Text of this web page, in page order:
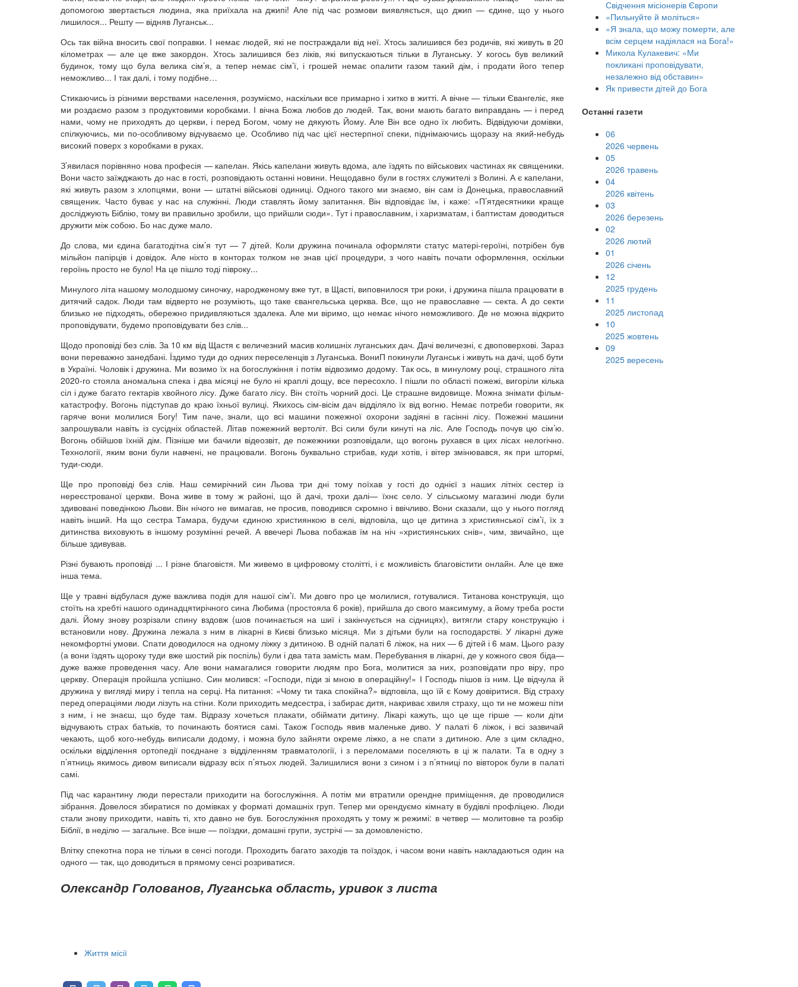
допомогою звертається людина, яка приїхала на джипі! Але під час розмови виявляється, що джип — єдине, що у нього
лишилося... Решту — відняв Луганськ...
Ось так війна вносить свої поправки. І немає людей, які не постраждали від неї. Хтось залишився без родичів, які живуть в 20
кілометрах — але це вже закордон. Хтось залишився без ліків, які випускаються тільки в Луганську. У когось був великий
будинок, тому що була велика сім’я, а тепер немає сім’ї, і грошей немає опалити газом такий дім, і продати його тепер
неможливо... І так далі, і тому подібне…
Стикаючись із різними верствами населення, розуміємо, наскільки все примарно і хитко в житті. А вічне — тільки Євангеліє, яке
ми роздаємо разом з продуктовими коробками. І вічна Божа любов до людей. Так, вони мають багато виправдань — і перед
нами, чому не приходять до церкви, і перед Богом, чому не дякують Йому. Але Він все одно їх любить. Відвідуючи домівки,
спілкуючись, ми по-особливому відчуваємо це. Особливо під час цієї нестерпної спеки, піднімаючись щоразу на який-небудь
високий поверх з коробками в руках.
З’явилася порівняно нова професія — капелан. Якісь капелани живуть вдома, але їздять по військових частинах як священики.
Вони часто заїжджають до нас в гості, розповідають останні новини. Нещодавно були в гостях служителі з Волині. А є капелани,
які живуть разом з хлопцями, вони — штатні військові одиниці. Одного такого ми знаємо, він сам із Донецька, православний
священик. Часто буває у нас на служінні. Люди ставлять йому запитання. Він відповідає їм, і каже: «П’ятдесятники краще
досліджують Біблію, тому ви правильно зробили, що прийшли сюди». Тут і православним, і харизматам, і баптистам доводиться
дружити між собою. Бо нас дуже мало.
До слова, ми єдина багатодітна сім’я тут — 7 дітей. Коли дружина починала оформляти статус матері-героїні, потрібен був
мільйон папірців і довідок. Але ніхто в конторах толком не знав цієї процедури, з чого навіть почати оформлення, оскільки
героїнь просто не було! На це пішло тоді півроку...
Минулого літа нашому молодшому синочку, народженому вже тут, в Щасті, виповнилося три роки, і дружина пішла працювати в
дитячий садок. Люди там відверто не розуміють, що таке євангельська церква. Все, що не православне — секта. А до секти
близько не підходять, обережно придивляються здалека. Але ми віримо, що немає нічого неможливого. Де не можна відкрито
проповідувати, будемо проповідувати без слів...
Щодо проповіді без слів. За 10 км від Щастя є величезний масив колишніх луганських дач. Дачі величезні, є двоповерхові. Зараз
вони переважно занедбані. Їздимо туди до одних переселенців з Луганська. ВониП покинули Луганськ і живуть на дачі, щоб бути
в Україні. Чоловік і дружина. Ми возимо їх на богослужіння і потім відвозимо додому. Так ось, в минулому році, страшного літа
2020-го стояла аномальна спека і два місяці не було ні краплі дощу, все пересохло. І пішли по області пожежі, вигоріли кілька
сіл і дуже багато гектарів хвойного лісу. Дуже багато лісу. Він стоїть чорний досі. Це страшне видовище. Можна знімати фільм-
катастрофу. Вогонь підступав до краю їхньої вулиці. Якихось сім-вісім дач відділяло їх від вогню. Немає потреби говорити, як
гаряче вони молилися Богу! Тим паче, знали, що всі машини пожежної охорони задіяні в гасінні лісу. Пожежні машини
запрошували навіть із сусідніх областей. Літав пожежний вертоліт. Всі сили були кинуті на ліс. Але Господь почув цю сім’ю.
Вогонь обійшов їхній дім. Пізніше ми бачили відеозвіт, де пожежники розповідали, що вогонь рухався в цих лісах нелогічно.
Технології, яким вони були навчені, не працювали. Вогонь буквально стрибав, куди хотів, і вітер змінювався, як при штормі,
туди-сюди.
Ще про проповіді без слів. Наш семирічний син Льова три дні тому поїхав у гості до однієї з наших літніх сестер із
нереєстрованої церкви. Вона живе в тому ж районі, що й дачі, трохи далі— їхнє село. У сільському магазині люди були
здивовані поведінкою Льови. Він нічого не вимагав, не просив, поводився скромно і ввічливо. Вони сказали, що у нього погляд
навіть інший. На що сестра Тамара, будучи єдиною християнкою в селі, відповіла, що це дитина з християнської сім’ї, їх з
дитинства виховують в іншому розумінні речей. А ввечері Льова побажав їм на ніч «християнських снів», чим, звичайно, ще
більше здивував.
Різні бувають проповіді ... І різне благовістя. Ми живемо в цифровому столітті, і є можливість благовістити онлайн. Але це вже
інша тема.
Ще у травні відбулася дуже важлива подія для нашої сім’ї. Ми довго про це молилися, готувалися. Титанова конструкція, що
стоїть на хребті нашого одинадцятирічного сина Любима (простояла 6 років), прийшла до свого максимуму, а йому треба рости
далі. Йому знову розрізали спину вздовж (шов починається на шиї і закінчується на сідницях), витягли стару конструкцію і
встановили нову. Дружина лежала з ним в лікарні в Києві близько місяця. Ми з дітьми були на господарстві. У лікарні дуже
некомфортні умови. Спати доводилося на одному ліжку з дитиною. В одній палаті 6 ліжок, на них — 6 дітей і 6 мам. Цього разу
(а вони їздять щороку туди вже шостий рік поспіль) були і два тата замість мам. Перебування в лікарні, де у кожного своя біда—
дуже важке проведення часу. Але вони намагалися говорити людям про Бога, молитися за них, розповідати про віру, про
церкву. Операція пройшла успішно. Син молився: «Господи, піди зі мною в операційну!» І Господь пішов із ним. Це відчула й
дружина у вигляді миру і тепла на серці. На питання: «Чому ти така спокійна?» відповіла, що їй є Кому довіритися. Від страху
перед операціями люди лізуть на стіни. Коли приходить медсестра, і забирає дитя, накриває хвиля страху, що ти не можеш піти
з ним, і не знаєш, що буде там. Відразу хочеться плакати, обіймати дитину. Лікарі кажуть, що це ще гірше — коли діти
відчувають страх батьків, то починають боятися самі. Також Господь явив маленьке диво. У палаті 6 ліжок, і всі зазвичай
чекають, щоб кого-небудь виписали додому, і можна було зайняти окреме ліжко, а не спати з дитиною. Але з цим складно,
оскільки відділення ортопедії поєднане з відділенням травматології, і з переломами поселяють в ці ж палати. Та в одну з
п’ятниць якимось дивом виписали відразу всіх п’ятьох людей. Залишилися вони з сином і з п’ятниці по вівторок були в палаті
самі.
Під час карантину люди перестали приходити на богослужіння. А потім ми втратили орендне приміщення, де проводилися
зібрання. Довелося збиратися по домівках у форматі домашніх груп. Тепер ми орендуємо кімнату в будівлі профліцею. Люди
стали знову приходити, навіть ті, хто давно не був. Богослужіння проходять у тому ж режимі: в четвер — молитовне та розбір
Біблії, в неділю — загальне. Все інше — поїздки, домашні групи, зустрічі — за домовленістю.
Влітку спекотна пора не тільки в сенсі погоди. Проходить багато заходів та поїздок, і часом вони навіть накладаються один на
одного — так, що доводиться в прямому сенсі розриватися.
Олександр Голованов, Луганська область, уривок з листа
Життя місії
Свідчення місіонерів Європи
«Пильнуйте й моліться»
«Я знала, що можу померти, але
всім серцем надіялася на Бога!»
Микола Кулакевич: «Ми
покликані проповідувати,
незалежно від обставин»
Як привести дітей до Бога
Останні газети
06
2026 червень
05
2026 травень
04
2026 квітень
03
2026 березень
02
2026 лютий
01
2026 січень
12
2025 грудень
11
2025 листопад
10
2025 жовтень
09
2025 вересень